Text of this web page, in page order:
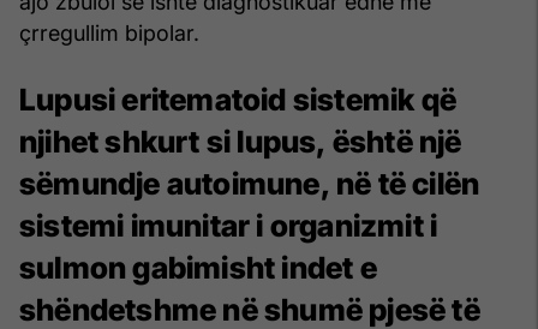
çrregullim bipolar.
Lupusi eritematoid sistemik që
njihet shkurt si lupus, është një
sëmundje autoimune, në të cilën
sistemi imunitar i organizmit i
sulmon gabimisht indet e
shëndetshme në shumë pjesë të